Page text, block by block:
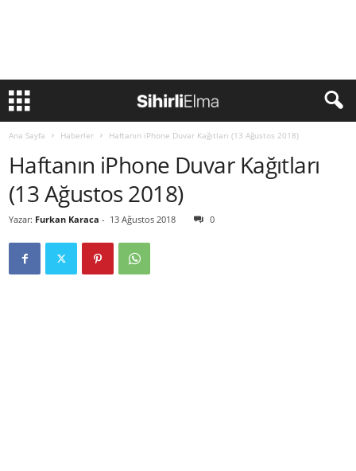
Ana Sayfa Haberler Haftanın iPhone Duvar Kağıtları (13 Ağustos 2018)
Haftanın iPhone Duvar Kağıtları
(13 Ağustos 2018)
Yazar: Furkan Karaca - 13 Ağustos 2018 0